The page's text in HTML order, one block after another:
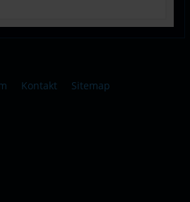
Kontakt Sitemap